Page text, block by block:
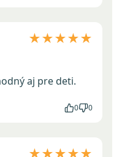
★★★★★
aj pre deti.
0 0
★★★★★